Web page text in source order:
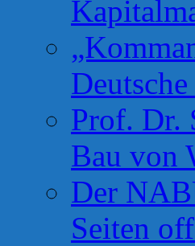
Prof. Dr.
Bau von
Der
Seiten